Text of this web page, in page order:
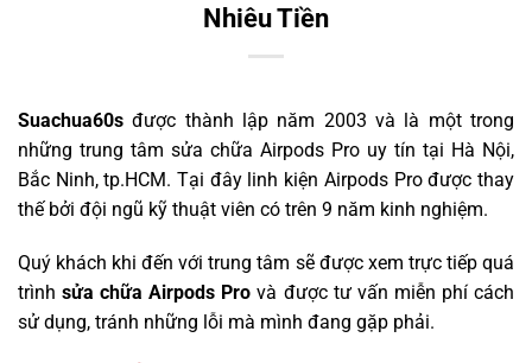
Nhiêu Tiền
Suachua60s được thành lập năm 2003 và là một trong
những trung tâm sửa chữa Airpods Pro uy tín tại Hà Nội,
Bắc Ninh, tp.HCM. Tại đây linh kiện Airpods Pro được thay
thế bởi đội ngũ kỹ thuật viên có trên 9 năm kinh nghiệm.
Quý khách khi đến với trung tâm sẽ được xem trực tiếp quá
trìnhsửa chữa Airpods Pro và được tư vấn miễn phí cách
sử dụng, tránh những lỗi mà mình đang gặp phải.